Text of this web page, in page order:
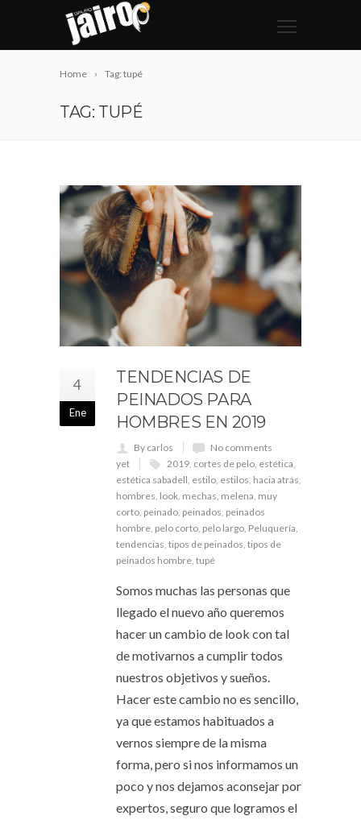
Home Tag: tupé
TAG: TUPÉ
4
Ene
TENDENCIAS DE
PEINADOS PARA
HOMBRES EN 2019
By carlos
No comments
yet
2019 cortes de pelo estética
estética sabadell estilo estilos hacia atrás
hombres look mechas melena muy
corto peinado peinados peinados
hombre pelo corto pelo largo Peluquería
tendencias tipos de peinados tipos de
peinados hombre tupé
Somos muchas las personas que
llegado el nuevo año queremos
hacer un cambio de look con tal
de motivarnos a cumplir todos
nuestros objetivos y sueños.
Hacer este cambio no es sencillo,
ya que estamos habituados a
vernos siempre de la misma
forma, pero si nos informamos un
poco y nos dejamos aconsejar por
expertos, seguro que logramos el